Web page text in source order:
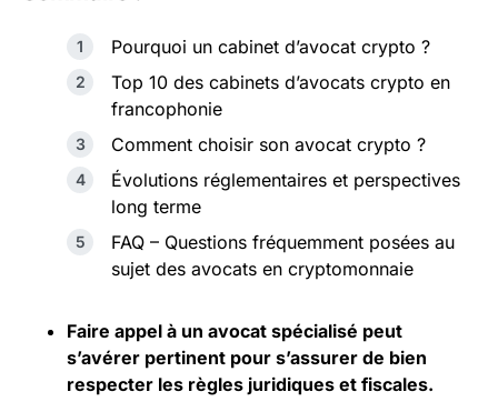
Pourquoi un cabinet d’avocat crypto ?
Top 10 des cabinets d’avocats crypto en
francophonie
Comment choisir son avocat crypto ?
Évolutions réglementaires et perspectives
long terme
FAQ – Questions fréquemment posées au
sujet des avocats en cryptomonnaie
Faire appel à un avocat spécialisé peut
s’avérer pertinent pour s’assurer de bien
respecter les règles juridiques et fiscales.